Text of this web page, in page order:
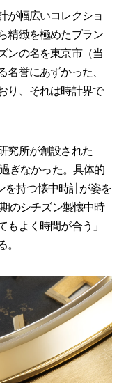
が幅広いコレクショ
精緻を極めたブラン
ンの名を東京市（当
名誉にあずかった、
り、それは時計界で
究所が創設された
ぎなかった。具体的
を持つ懐中時計が姿を
のシチズン製懐中時
もよく時間が合う」
。